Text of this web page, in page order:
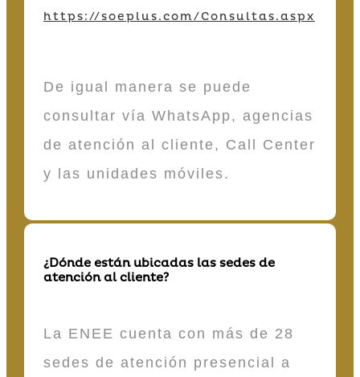
https://soeplus.com/Consultas.aspx
De igual manera se puede
consultar vía WhatsApp, agencias
de atención al cliente, Call Center
y las unidades móviles.
¿Dónde están ubicadas las sedes de
atención al cliente?
La ENEE cuenta con más de 28
sedes de atención presencial a